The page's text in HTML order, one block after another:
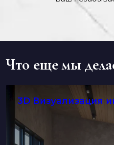
Что еще мы
3D Визуализация